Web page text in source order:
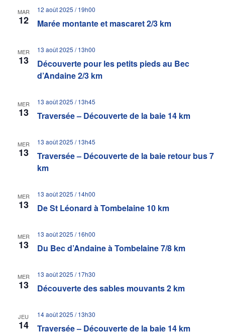
MAR
12 Marée montante et mascaret 2/3 km
12 août 2025 / 19h00
MER
13
Découverte pour les petits pieds au Bec
d’Andaine 2/3 km
13 août 2025 / 13h00
MER
13 Traversée – Découverte de la baie 14 km
13 août 2025 / 13h45
MER
13
Traversée – Découverte de la baie retour bus 7
km
13 août 2025 / 13h45
MER
13 De St Léonard à Tombelaine 10 km
13 août 2025 / 14h00
MER
13 Du Bec d’Andaine à Tombelaine 7/8 km
13 août 2025 / 16h00
MER
13 Découverte des sables mouvants 2 km
13 août 2025 / 17h30
JEU
14 Traversée – Découverte de la baie 14 km
14 août 2025 / 13h30